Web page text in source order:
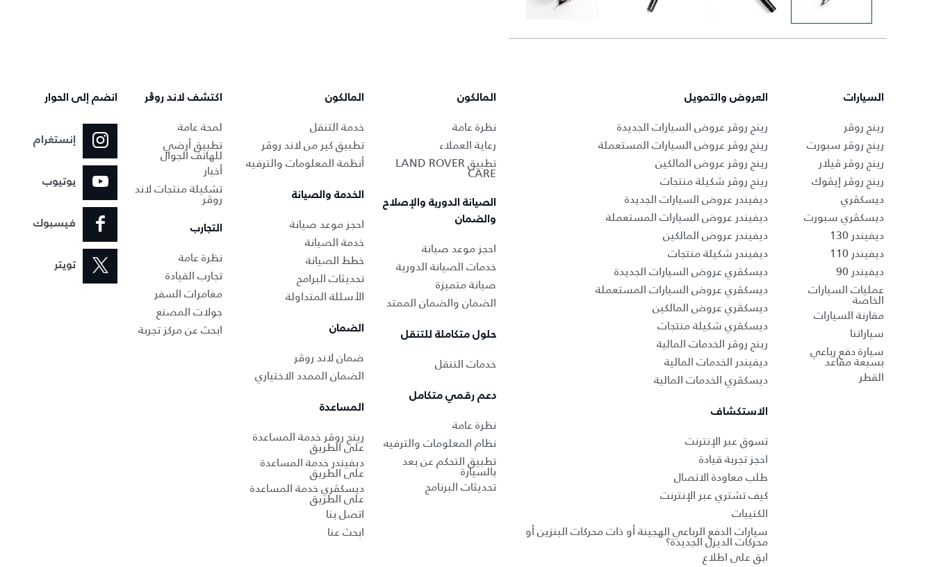
السيارات
رينج روڤر
رينج روڤر سبورت
رينج روڤر ڤيلار
رينج روڤر إيڤوك
ديسكڤري
ديسكڤري سبورت
ديفيندر 130
ديفيندر 110
ديفيندر 90
عمليات السيارات
الخاصة
مقارنة السيارات
سياراتنا
سيارة دفع رباعي
بسبعة مقاعد
القطر
العروض والتمويل
رينج روڤر عروض السيارات الجديدة
رينج روڤر عروض السيارات المستعملة
رينج روڤر عروض المالكين
رينج روڤر شكيلة منتجات
ديفيندر عروض السيارات الجديدة
ديفيندر عروض السيارات المستعملة
ديفيندر عروض المالكين
ديفيندر شكيلة منتجات
ديسكڤري عروض السيارات الجديدة
ديسكڤري عروض السيارات المستعملة
ديسكڤري عروض المالكين
ديسكڤري شكيلة منتجات
رينج روڤر الخدمات المالية
ديفيندر الخدمات المالية
ديسكڤري الخدمات المالية
الاستكشاف
تسوق عبر الإنترنت
احجز تجربة قيادة
طلب معاودة الاتصال
كيف تشتري عبر الإنترنت
الكتيبات
سيارات الدفع الرباعي الهجينة أو ذات محركات البنزين أو
محركات الديزل الجديدة؟
ابق على اطلاع
المالكون
نظرة عامة
رعاية العملاء
تطبيق LAND ROVER
CARE
الصيانة الدورية والإصلاح
والضمان
احجز موعد صيانة
خدمات الصيانة الدورية
صيانة متميزة
الضمان والضمان الممتد
حلول متكاملة للتنقل
خدمات التنقل
دعم رقمي متكامل
نظرة عامة
نظام المعلومات والترفيه
تطبيق التحكم عن بعد
بالسيارة
تحديثات البرنامج
المالكون
خدمة التنقل
تطبيق كير من لاند روڤر
أنظمة المعلومات والترفيه
الخدمة والصيانة
احجز موعد صيانة‎
خدمة الصيانة
خطط الصيانة
تحديثات البرامج
الأسئلة المتداولة
الضمان
ضمان لاند روڤر
الضمان الممدد الاختياري
المساعدة
رينج روڤر خدمة المساعدة
على الطريق
ديفيندر خدمة المساعدة
على الطريق
ديسكڤري خدمة المساعدة
على الطريق
اتصل بنا
ابحث عنا
اكتشف لاند روڨر
لمحة عامة
تطبيق أرضي
للهاتف الجوال
أخبار
تشكيلة منتجات لاند
روڤر
التجارب
نظرة عامة
تجارب القيادة
مغامرات السفر
جولات المصنع
ابحث عن مركز تجربة
انضم إلى الحوار
إنستغرام
يوتيوب
فيسبوك
تويتر